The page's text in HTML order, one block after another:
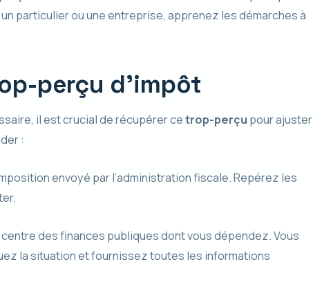
particulier ou une entreprise, apprenez les démarches à
perçu d’impôt
il est crucial de récupérer cetrop-perçu pour ajuster
:
envoyé par l’administration fiscale. Repérez les
des finances publiques dont vous dépendez. Vous
la situation et fournissez toutes les informations